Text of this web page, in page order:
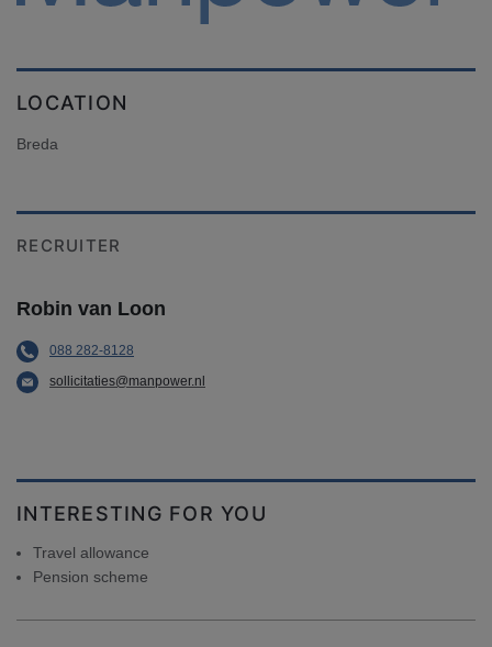
LOCATION
Breda
RECRUITER
Robin van Loon
088 282-8128
sollicitaties@manpower.nl
INTERESTING FOR YOU
Travel allowance
Pension scheme